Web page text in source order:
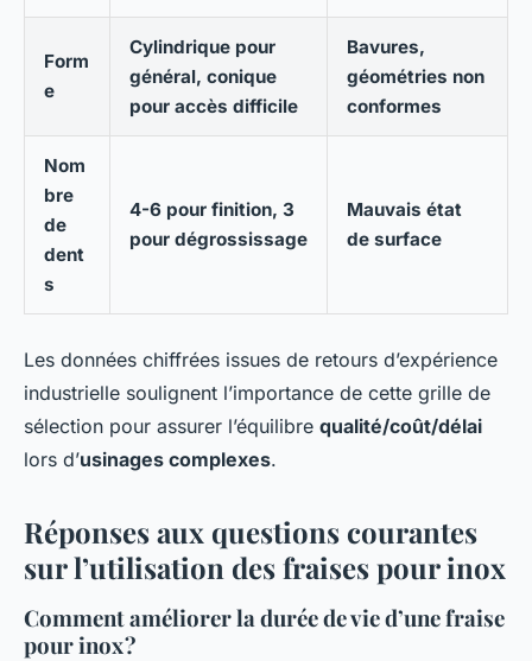
Form
e
Cylindrique pour
général, conique
pour accès difficile
Bavures,
géométries non
conformes
Nom
bre
de
dent
s
4-6 pour finition, 3
pour dégrossissage
Mauvais état
de surface
Les données chiffrées issues de retours d’expérience
industrielle soulignent l’importance de cette grille de
sélection pour assurer l’équilibre qualité/coût/délai
lors d’usinages complexes.
Réponses aux questions courantes
sur l’utilisation des fraises pour inox
Comment améliorer la durée de vie d’une fraise
pour inox ?